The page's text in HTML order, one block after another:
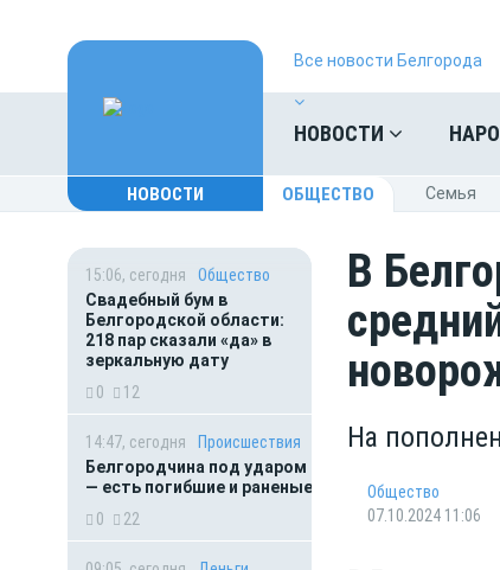
Все новости Белгорода
НОВОСТИ
НОВОСТИ ОБЩЕСТВО Cемья
15:06, сегодня
Общество
Свадебный бум в
Белгородской области:
218 пар сказали «да» в
зеркальную дату
0
12
14:47, сегодня
Происшествия
Белгородчина под ударом
— есть погибшие и раненые
0
22
В
На
Общество
07.10.2024 11:06